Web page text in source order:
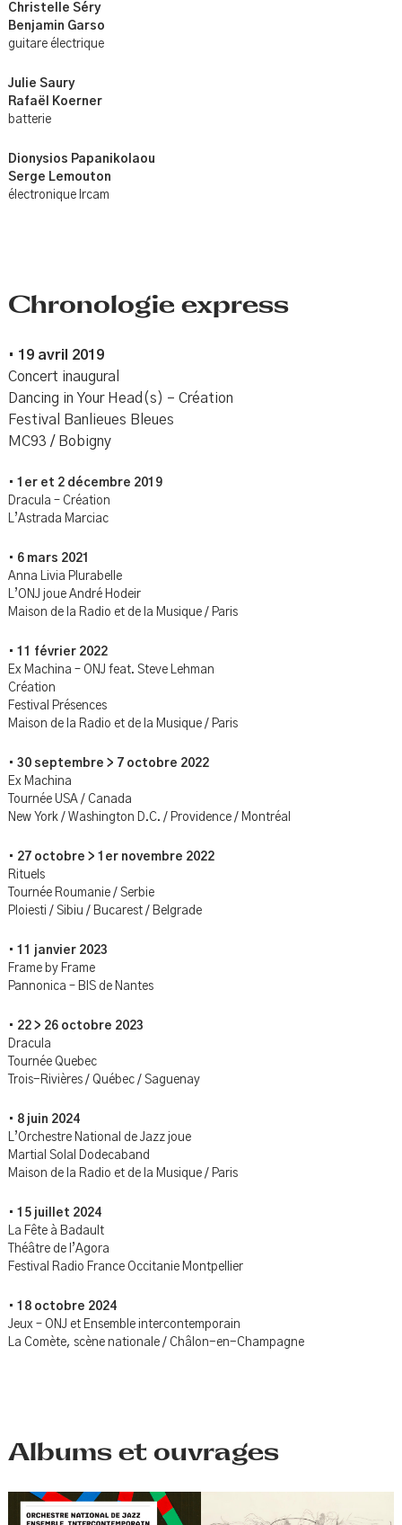
Christelle Séry
Benjamin Garso
guitare électrique
Julie Saury
Rafaël Koerner
batterie
Dionysios Papanikolaou
Serge Lemouton
électronique Ircam
Chronologie express
• 19 avril 2019
Concert inaugural
Dancing in Your Head(s) – Création
Festival Banlieues Bleues
MC93 / Bobigny
• 1er et 2 décembre 2019
Dracula – Création
L’Astrada Marciac
• 6 mars 2021
Anna Livia Plurabelle
L’ONJ joue André Hodeir
Maison de la Radio et de la Musique / Paris
• 11 février 2022
Ex Machina – ONJ feat. Steve Lehman
Création
Festival Présences
Maison de la Radio et de la Musique / Paris
• 30 septembre > 7 octobre 2022
Ex Machina
Tournée USA / Canada
New York / Washington D.C. / Providence / Montréal
• 27 octobre > 1er novembre 2022
Rituels
Tournée Roumanie / Serbie
Ploiesti / Sibiu / Bucarest / Belgrade
• 11 janvier 2023
Frame by Frame
Pannonica – BIS de Nantes
• 22 > 26 octobre 2023
Dracula
Tournée Quebec
Trois-Rivières / Québec / Saguenay
• 8 juin 2024
L’Orchestre National de Jazz joue
Martial Solal Dodecaband
Maison de la Radio et de la Musique / Paris
• 15 juillet 2024
La Fête à Badault
Théâtre de l’Agora
Festival Radio France Occitanie Montpellier
• 18 octobre 2024
Jeux – ONJ et Ensemble intercontemporain
La Comète, scène nationale / Châlon-en-Champagne
Albums et ouvrages